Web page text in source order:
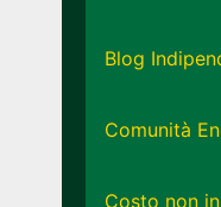
Blog
Comunità
Costo non